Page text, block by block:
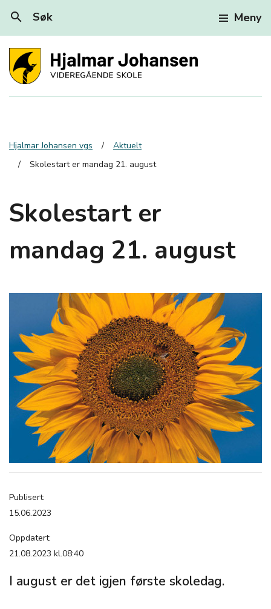
search Søk Meny
Hjalmar Johansen vgs
Aktuelt
Skolestart er mandag 21. august
Skolestart er
mandag 21. august
Publisert:
15.06.2023
Oppdatert:
21.08.2023 kl.08:40
I august er det igjen første skoledag.